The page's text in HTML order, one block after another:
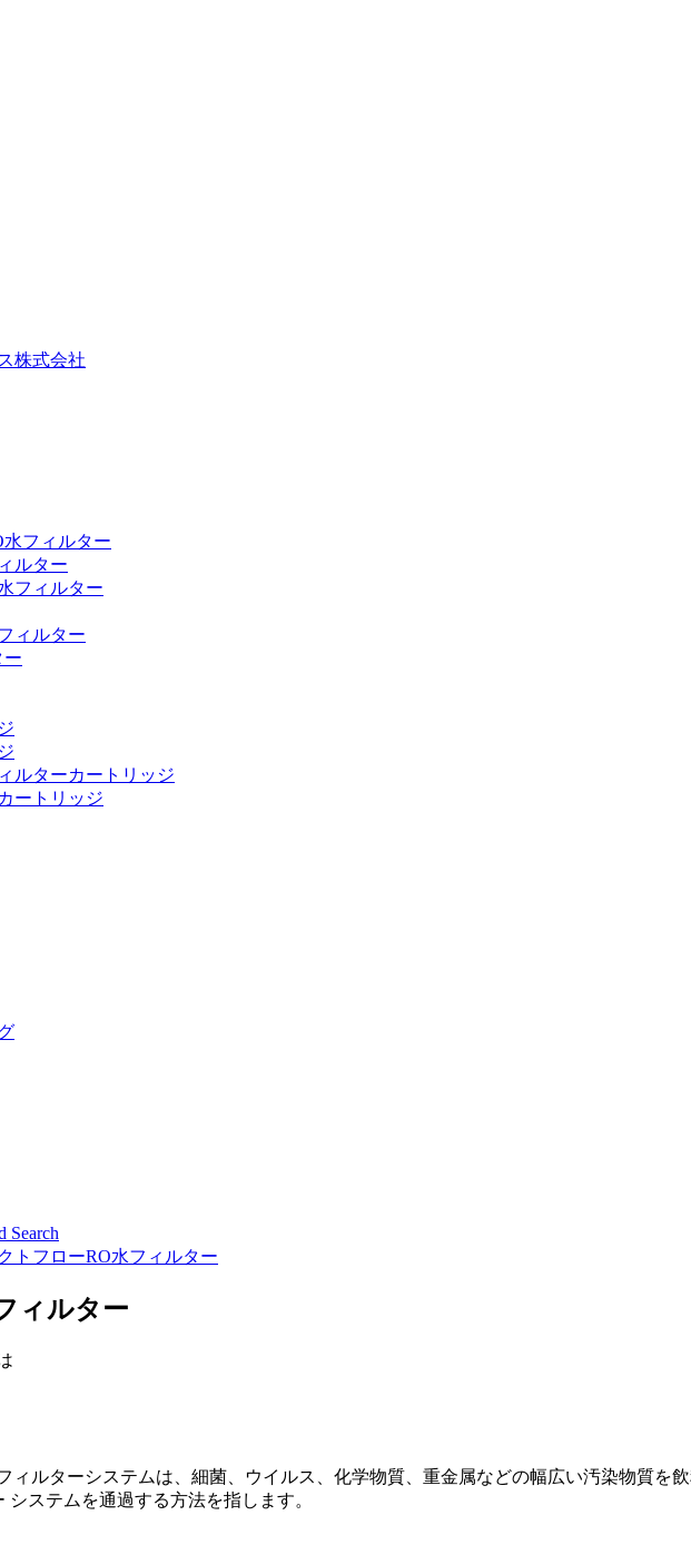
フィルター
ルター
フィルター
ィルター
ー
ルターカートリッジ
ートリッジ
Search
トフローRO水フィルター
ィルター
ィルターシステムは、細菌、ウイルス、化学物質、重金属などの幅広い汚染物質を
システムを通過する方法を指します。